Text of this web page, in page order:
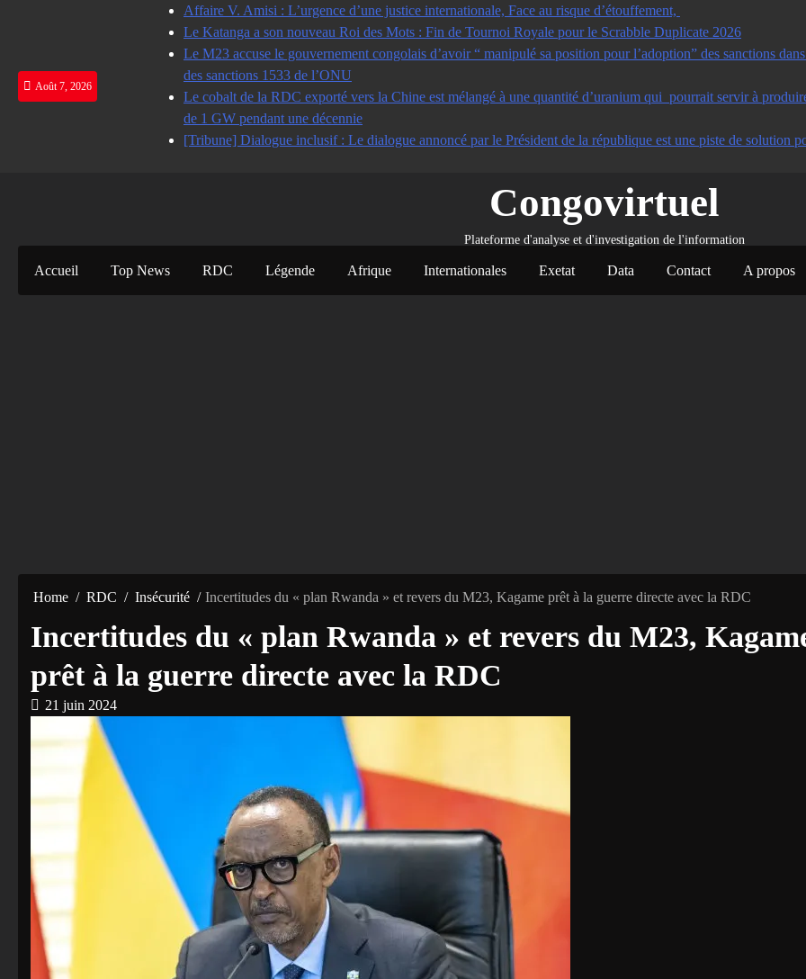
Août 7, 2026
Affaire V. Amisi : L’urgence d’une justice internationale, Face au risque d’étouffement,
Le Katanga a son nouveau Roi des Mots : Fin de Tournoi Royale pour le Scrabble Duplicate 2026
Le M23 accuse le gouvernement congolais d’avoir “ manipulé sa position pour l’adoption” des sanctions
des sanctions 1533 de l’ONU
Le cobalt de la RDC exporté vers la Chine est mélangé à une quantité d’uranium qui pourrait servir à
de 1 GW pendant une décennie
[Tribune] Dialogue inclusif : Le dialogue annoncé par le Président de la république est une piste de solution
Congovirtuel
Plateforme d'analyse et d'investigation de l'information
Accueil Top News RDC Légende Afrique Internationales Exetat Data Contact A propos
Home RDC Insécurité Incertitudes du « plan Rwanda » et revers du M23, Kagame prêt à la guerre directe avec la RDC
Incertitudes du « plan Rwanda » et revers du M23,
prêt à la guerre directe avec la RDC
21 juin 2024